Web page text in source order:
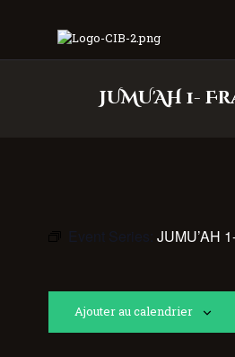
JUMU'AH 1-
Centre
Event Series: JUMU’AH
Ajouter au calendrier